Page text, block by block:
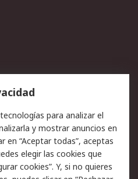
Devoluciones
Soporte técnico
Política de privacidad -
para analizar el
y mostrar anuncios en
en “Aceptar todas”, aceptas
elegir las cookies que
cookies”. Y, si no quieres